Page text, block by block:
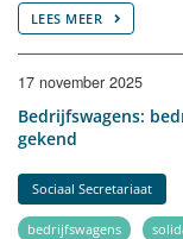
LEES MEER
17 november 2025
Bedrijfswagens:
gekend
Sociaal Secretariaat
bedrijfswagens